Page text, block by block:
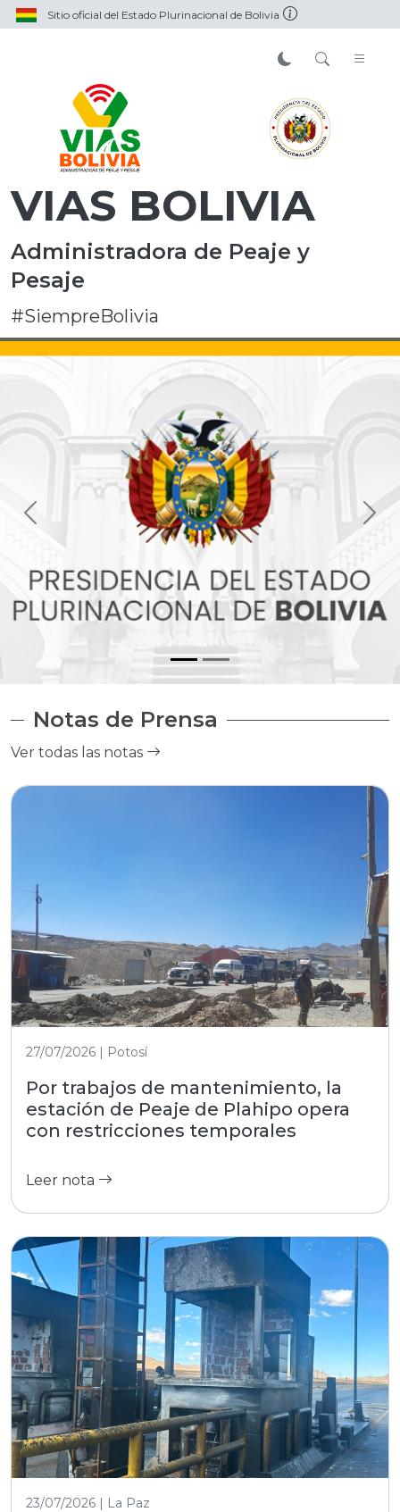
Sitio oficial del Estado Plurinacional de Bolivia
VIAS BOLIVIA
Administradora de Peaje y
Pesaje
#SiempreBolivia
Notas de Prensa
Ver todas las notas
27/07/2026 | Potosí
Por trabajos de mantenimiento, la
estación de Peaje de Plahipo opera
con restricciones temporales
Leer nota
23/07/2026 | La Paz